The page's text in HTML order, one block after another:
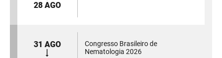
28 AGO
31 AGO
Congresso Brasileiro de
Nematologia 2026